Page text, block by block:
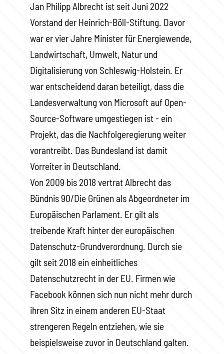
Jan Philipp Albrecht ist seit Juni 2022
Vorstand der Heinrich-Böll-Stiftung. Davor
war er vier Jahre Minister für Energiewende,
Landwirtschaft, Umwelt, Natur und
Digitalisierung von Schleswig-Holstein. Er
war entscheidend daran beteiligt, dass die
Landesverwaltung von Microsoft auf Open-
Source-Software umgestiegen ist - ein
Projekt, das die Nachfolgeregierung weiter
vorantreibt. Das Bundesland ist damit
Vorreiter in Deutschland.
Von 2009 bis 2018 vertrat Albrecht das
Bündnis 90/Die Grünen als Abgeordneter im
Europäischen Parlament. Er gilt als
treibende Kraft hinter der europäischen
Datenschutz-Grundverordnung. Durch sie
gilt seit 2018 ein einheitliches
Datenschutzrecht in der EU. Firmen wie
Facebook können sich nun nicht mehr durch
ihren Sitz in einem anderen EU-Staat
strengeren Regeln entziehen, wie sie
beispielsweise zuvor in Deutschland galten.